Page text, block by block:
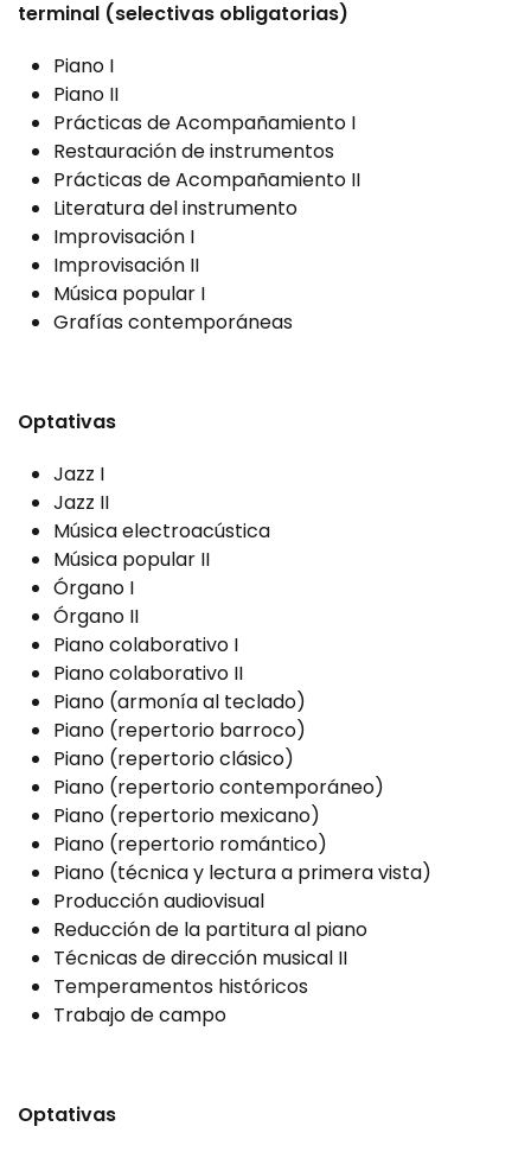
terminal (selectivas obligatorias)
Piano I
Piano II
Prácticas de Acompañamiento I
Restauración de instrumentos
Prácticas de Acompañamiento II
Literatura del instrumento
Improvisación I
Improvisación II
Música popular I
Grafías contemporáneas
Optativas
Jazz I
Jazz II
Música electroacústica
Música popular II
Órgano I
Órgano II
Piano colaborativo I
Piano colaborativo II
Piano (armonía al teclado)
Piano (repertorio barroco)
Piano (repertorio clásico)
Piano (repertorio contemporáneo)
Piano (repertorio mexicano)
Piano (repertorio romántico)
Piano (técnica y lectura a primera vista)
Producción audiovisual
Reducción de la partitura al piano
Técnicas de dirección musical II
Temperamentos históricos
Trabajo de campo
Optativas